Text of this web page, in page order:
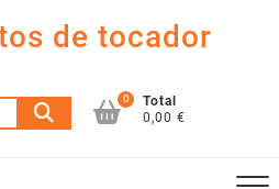
de tocador
Buscar
por:
0
Total
0,00 €